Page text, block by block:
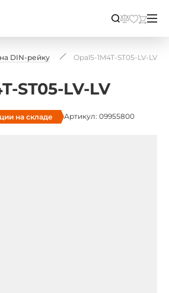
DIN-рейку Opal5-1M4T-ST05-LV-LV
ST05-LV-LV
на складе Артикул: 09955800